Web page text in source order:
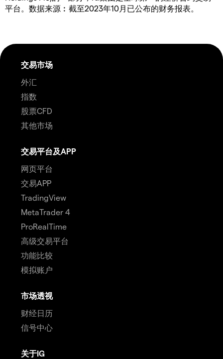
平台。数据来源︰截至2023年10月已公布的财务报表。
交易市场
外汇
指数
股票CFD
其他市场
交易平台及APP
网页平台
交易APP
TradingView
MetaTrader 4
ProRealTime
高级交易平台
功能比较
模拟账户
市场透视
财经日历
信号中心
关于IG